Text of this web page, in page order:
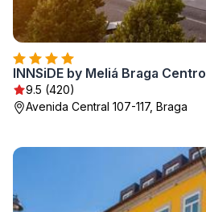
INNSiDE by Meliá Braga Centro
9.5 (420)
Avenida Central 107-117, Braga